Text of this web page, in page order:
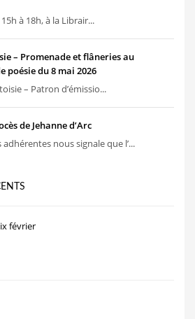
à 18h, à la Librair...
– Promenade et flâneries au
poésie du 8 mai 2026
– Patron d’émissio...
de Jehanne d’Arc
adhérentes nous signale que l’...
février